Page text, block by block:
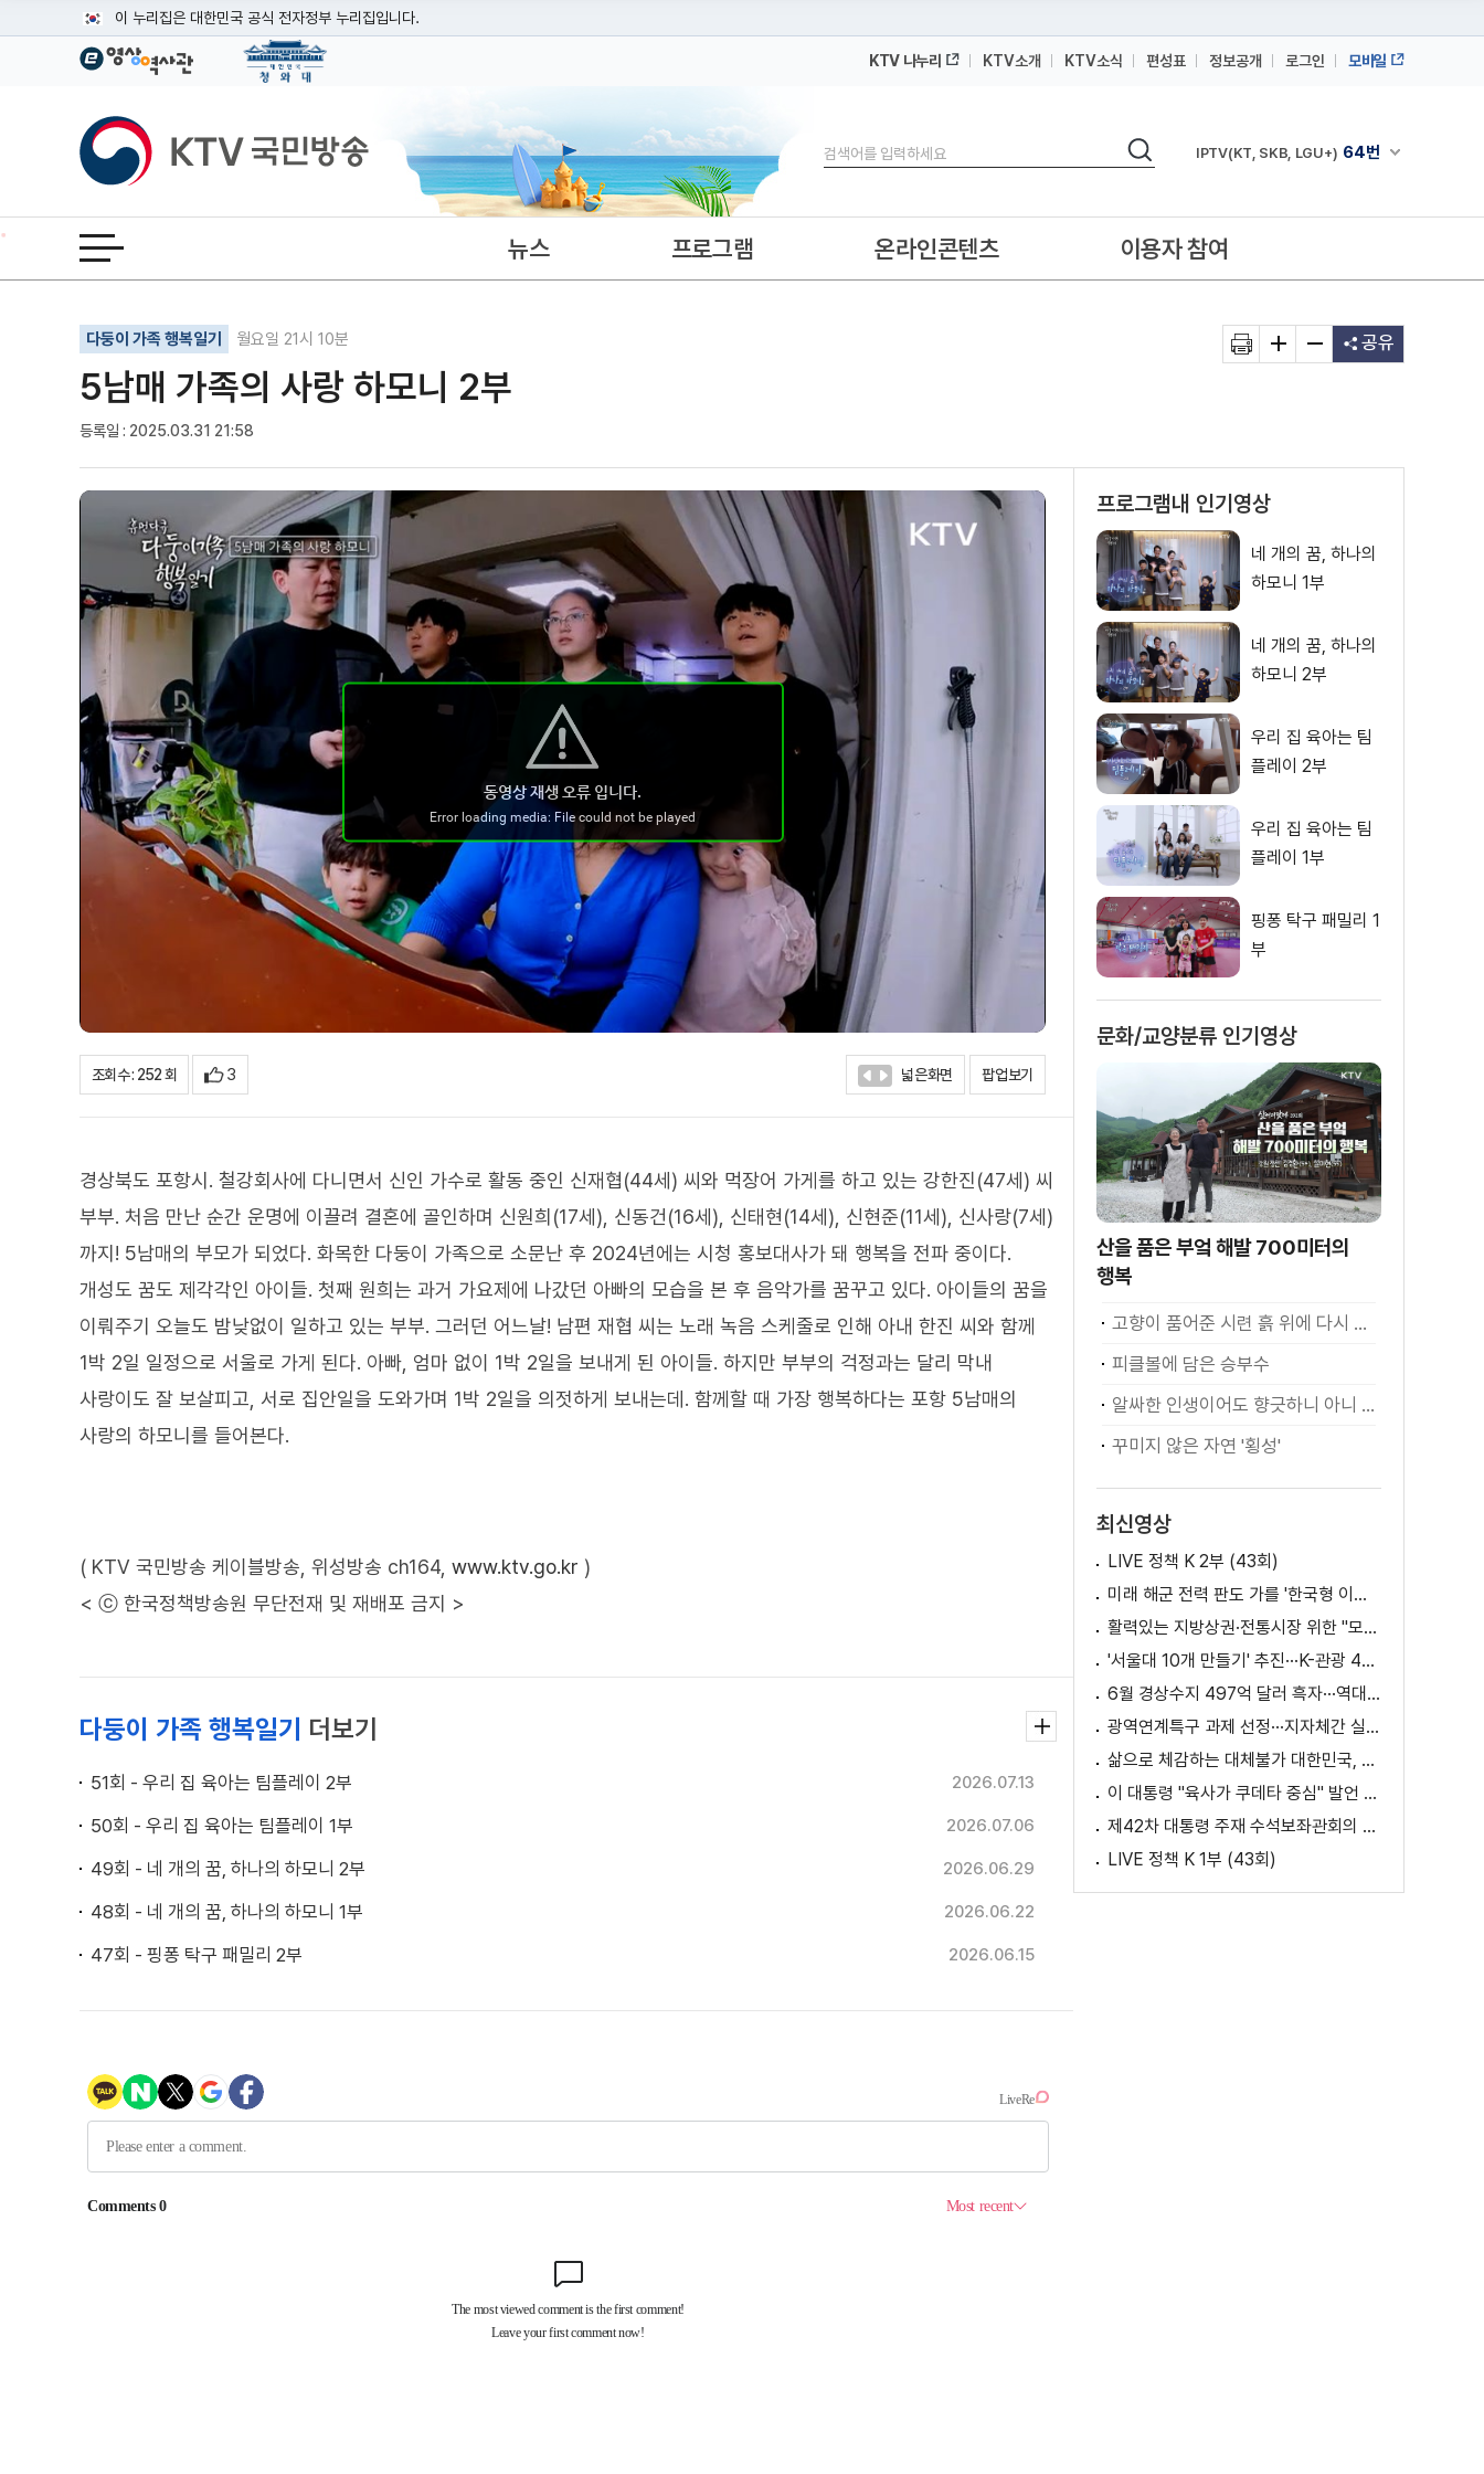
이 누리집은 대한민국 공식 전자정부 누리집입니다.
공식 누리집 주소 확인하기
이밖에 or.kr 또는 .kr등 다른 도메인 주소를 사용하고 있다면 아래 URL에서 도메인 주소를 확인해 보세요
운영중인 공식 누리집보기
KTV 나누리 KTV소개 KTV소식 편성표 정보공개 로그인 모바일
KTV국민방송
검색
검색 채널안내 펼쳐
IPTV(KT, SKB, LGU+) 64번
IPTV(KT, SKB, LGU+)
전체메뉴 열기 뉴스 프로그램 온라인콘텐츠 이용자 참여
다둥이 가족 행복일기 월요일 21시 10분
5남매 가족의 사랑 하모니 2부
등록일 : 2025.03.31 21:58
기사인쇄
글자확대
글자축소 공유
조회수 : 252 회 3 넓은화면 팝업보기
경상북도 포항시. 철강회사에 다니면서 신인 가수로 활동 중인 신재협(44세) 씨와 먹장어 가게를 하고 있는 강한진(47세) 씨
부부. 처음 만난 순간 운명에 이끌려 결혼에 골인하며 신원희(17세), 신동건(16세), 신태현(14세), 신현준(11세), 신사랑(7세)
까지! 5남매의 부모가 되었다. 화목한 다둥이 가족으로 소문난 후 2024년에는 시청 홍보대사가 돼 행복을 전파 중이다.
개성도 꿈도 제각각인 아이들. 첫째 원희는 과거 가요제에 나갔던 아빠의 모습을 본 후 음악가를 꿈꾸고 있다. 아이들의 꿈을
이뤄주기 오늘도 밤낮없이 일하고 있는 부부. 그러던 어느날! 남편 재협 씨는 노래 녹음 스케줄로 인해 아내 한진 씨와 함께
1박 2일 일정으로 서울로 가게 된다. 아빠, 엄마 없이 1박 2일을 보내게 된 아이들. 하지만 부부의 걱정과는 달리 막내
사랑이도 잘 보살피고, 서로 집안일을 도와가며 1박 2일을 의젓하게 보내는데. 함께할 때 가장 행복하다는 포항 5남매의
사랑의 하모니를 들어본다.
( KTV 국민방송 케이블방송, 위성방송 ch164, www.ktv.go.kr )
< ⓒ 한국정책방송원 무단전재 및 재배포 금지 >
다둥이 가족 행복일기 더보기
51회 - 우리 집 육아는 팀플레이 2부 2026.07.13
50회 - 우리 집 육아는 팀플레이 1부 2026.07.06
49회 - 네 개의 꿈, 하나의 하모니 2부 2026.06.29
48회 - 네 개의 꿈, 하나의 하모니 1부 2026.06.22
47회 - 핑퐁 탁구 패밀리 2부 2026.06.15
프로그램내 인기영상
네 개의 꿈, 하나의
하모니 1부
네 개의 꿈, 하나의
하모니 2부
우리 집 육아는 팀
플레이 2부
우리 집 육아는 팀
플레이 1부
핑퐁 탁구 패밀리 1
부
문화/교양분류 인기영상
산을 품은 부엌 해발 700미터의
행복
고향이 품어준 시련 흙 위에 다시 서다
피클볼에 담은 승부수
알싸한 인생이어도 향긋하니 아니 좋은가
꾸미지 않은 자연 '횡성'
최신영상
LIVE 정책 K 2부 (43회)
미래 해군 전력 판도 가를 '한국형 이지스구축함' 건조 본격화 [K-정책 사용법]
활력있는 지방상권·전통시장 위한 "모두의 상권 추진전략"
'서울대 10개 만들기' 추진···K-관광 4천만 시대 준비
6월 경상수지 497억 달러 흑자···역대 최대
광역연계특구 과제 선정···지자체간 실증 협력 확대
삶으로 체감하는 대체불가 대한민국, 무엇이 달라지나? [정.주.행]
이 대통령 "육사가 쿠데타 중심" 발언 의미는?
제42차 대통령 주재 수석보좌관회의 이재명 대통령 모두말씀
LIVE 정책 K 1부 (43회)